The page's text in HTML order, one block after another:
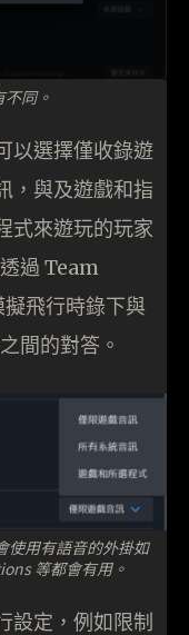
同。
以選擇僅收錄遊
，與及遊戲和指
式來遊玩的玩家
過 Team
飛行時錄下與
間的對答。
使用有語音的外掛如
等都會有用。
設定，例如限制